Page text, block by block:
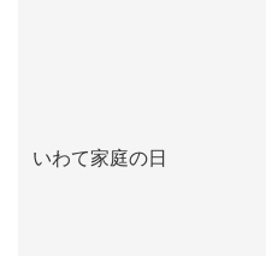
いわて家庭の日